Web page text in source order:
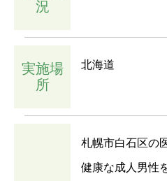
況
実施場
所
北海道
札幌市白石区の
健康な成人男性